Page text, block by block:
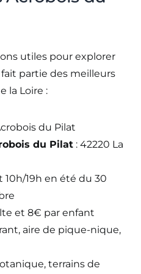
utiles pour explorer
partie des meilleurs
la Loire :
du Pilat
du Pilat : 42220 La
10h/19h en été du 30
et 8€ par enfant
aire de pique-nique,
terrains de